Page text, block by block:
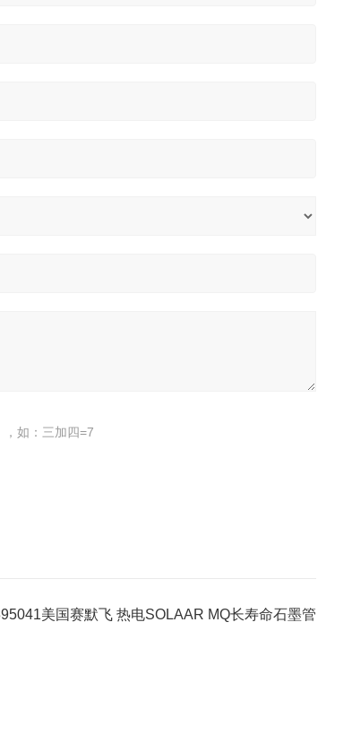
如：三加四=7
美国赛默飞 热电SOLAAR MQ长寿命石墨管